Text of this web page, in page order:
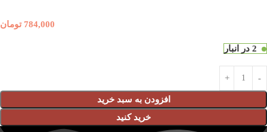
784,000 تومان
2 در انبار
افزودن به سبد خرید
خرید کنید